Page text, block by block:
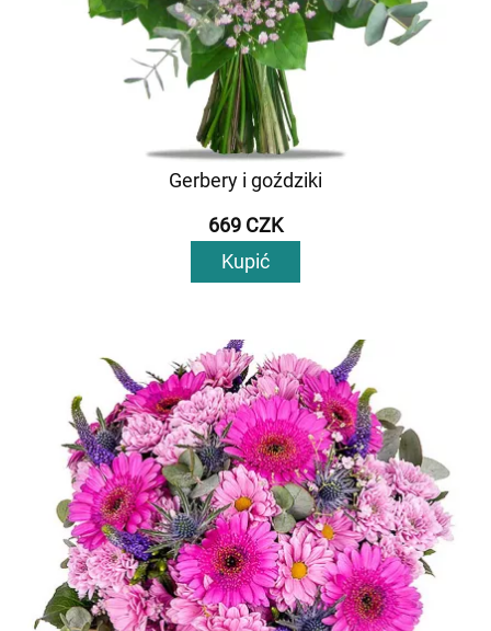
Gerbery i goździki
669 CZK
Kupić